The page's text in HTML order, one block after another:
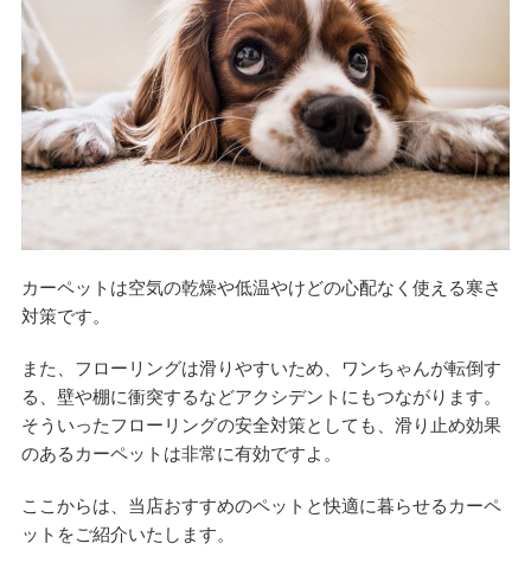
カーペットは空気の乾燥や低温やけどの心配なく使える寒さ
対策です。
また、フローリングは滑りやすいため、ワンちゃんが転倒す
る、壁や棚に衝突するなどアクシデントにもつながります。
そういったフローリングの安全対策としても、滑り止め効果
のあるカーペットは非常に有効ですよ。
ここからは、当店おすすめのペットと快適に暮らせるカーペ
ットをご紹介いたします。